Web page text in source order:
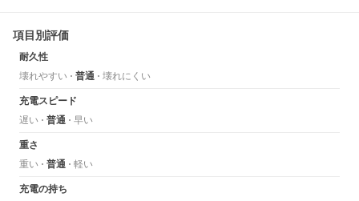
項目別評価
耐久性
壊れやすい
普通 壊れにくい
充電スピード
遅い
普通 早い
重さ
重い
普通 軽い
充電の持ち